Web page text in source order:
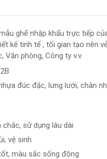
ghế nhập khẩu trực tiếp
kế tinh tế , tối gian tạo nên
Văn phòng, Công ty v.v.
đúc đặc, lưng lưới, chân
sử dụng lâu dài
vệ sinh
màu sắc sống động